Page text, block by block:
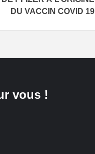
DU VACCIN COVID 19
vous !